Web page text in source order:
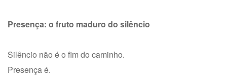
Presença: o fruto maduro do silêncio
Silêncio não é o fim do caminho.
Presença é.